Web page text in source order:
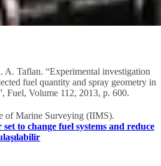
A. Taflan. “Experimental investigation
fuel quantity and spray geometry in
Fuel, Volume 112, 2013, p. 600.
of Marine Surveying (IIMS).
to change fuel systems and reduce